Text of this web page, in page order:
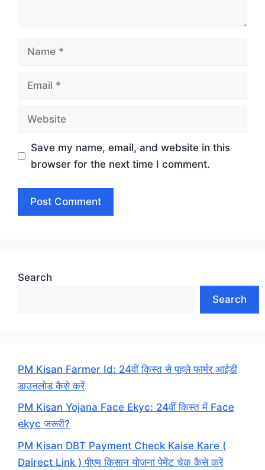
Name
Email
Website
Save my name, email, and website in this
browser for the next time I comment.
Search
Search
PM Kisan Farmer Id: 24वीं किस्त से पहले फार्मर आईडी
डाउनलोड कैसे करें
PM Kisan Yojana Face Ekyc: 24वीं किस्त में Face
ekyc जरूरी?
PM Kisan DBT Payment Check Kaise Kare (
Dairect Link ) पीएम किसान योजना पेमेंट चेक कैसे करें